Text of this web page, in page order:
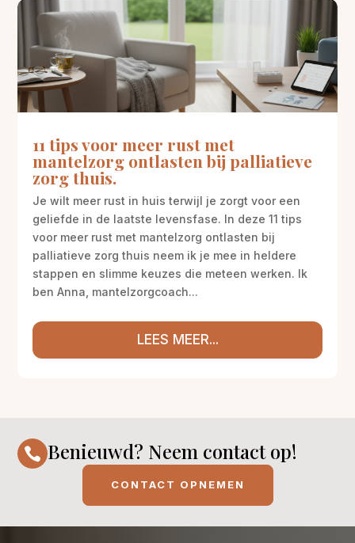
11 tips voor meer rust met
mantelzorg ontlasten bij palliatieve
zorg thuis.
Je wilt meer rust in huis terwijl je zorgt voor een
geliefde in de laatste levensfase. In deze 11 tips
voor meer rust met mantelzorg ontlasten bij
palliatieve zorg thuis neem ik je mee in heldere
stappen en slimme keuzes die meteen werken. Ik
ben Anna, mantelzorgcoach...
LEES MEER...
 Benieuwd? Neem contact op!
CONTACT OPNEMEN